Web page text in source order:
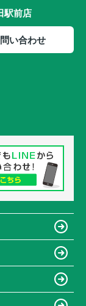
前店
い合わせ